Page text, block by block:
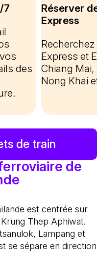
7
des
Réserver
Express
Express et
Chiang Mai,
Nong Khai
de train
de
est centrée sur
Thep Aphiwat.
Lampang et
se sépare en direction